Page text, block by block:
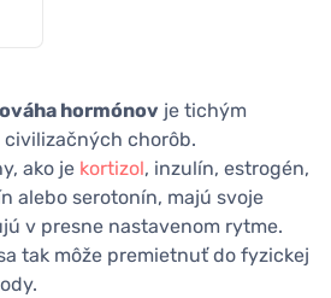
hormónov je tichým
chorôb.
ako je kortizol, inzulín, estrogén,
alebo serotonín, majú svoje
v presne nastavenom rytme.
tak môže premietnuť do fyzickej